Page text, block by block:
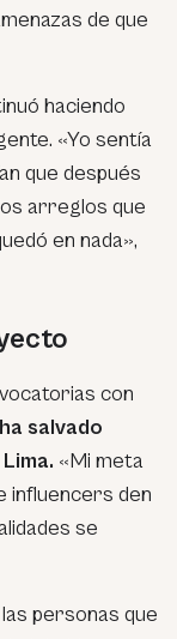
de que
haciendo
«Yo sentía
que después
arreglos que
en nada»,
con
ha salvado
«Mi meta
influencers den
se
personas que